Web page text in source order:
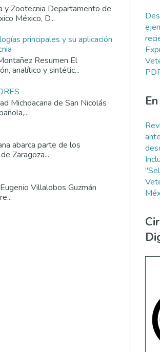
y Zootecnia Departamento de
México, D...
principales y su aplicación
Resumen El
analítico y sintétic...
Michoacana de San Nicolás
abarca parte de los
Zaragoza...
Villalobos Guzmán